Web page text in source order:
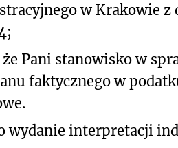
w Krakowie
Pani stanowisko w
faktycznego w
wydanie interpretacji